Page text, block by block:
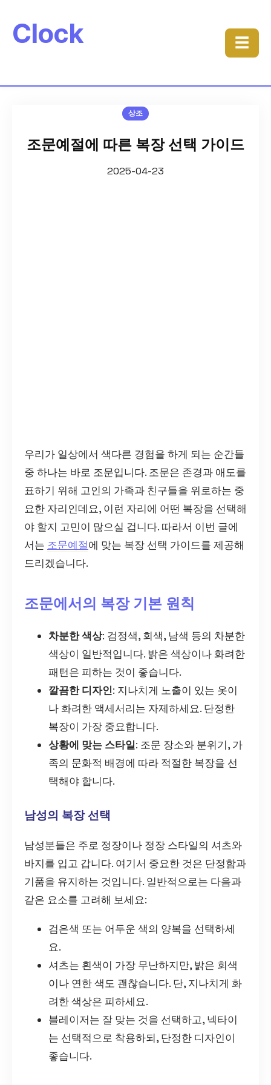
Clock ☰
상조
조문예절에 따른 복장 선택 가이드
2025-04-23
우리가 일상에서 색다른 경험을 하게 되는 순간들
중 하나는 바로 조문입니다. 조문은 존경과 애도를
표하기 위해 고인의 가족과 친구들을 위로하는 중
요한 자리인데요, 이런 자리에 어떤 복장을 선택해
야 할지 고민이 많으실 겁니다. 따라서 이번 글에
서는 조문예절에 맞는 복장 선택 가이드를 제공해
드리겠습니다.
조문에서의 복장 기본 원칙
차분한 색상: 검정색, 회색, 남색 등의 차분한
색상이 일반적입니다. 밝은 색상이나 화려한
패턴은 피하는 것이 좋습니다.
깔끔한 디자인: 지나치게 노출이 있는 옷이
나 화려한 액세서리는 자제하세요. 단정한
복장이 가장 중요합니다.
상황에 맞는 스타일: 조문 장소와 분위기, 가
족의 문화적 배경에 따라 적절한 복장을 선
택해야 합니다.
남성의 복장 선택
남성분들은 주로 정장이나 정장 스타일의 셔츠와
바지를 입고 갑니다. 여기서 중요한 것은 단정함과
기품을 유지하는 것입니다. 일반적으로는 다음과
같은 요소를 고려해 보세요:
검은색 또는 어두운 색의 양복을 선택하세
요.
셔츠는 흰색이 가장 무난하지만, 밝은 회색
이나 연한 색도 괜찮습니다. 단, 지나치게 화
려한 색상은 피하세요.
블레이저는 잘 맞는 것을 선택하고, 넥타이
는 선택적으로 착용하되, 단정한 디자인이
좋습니다.